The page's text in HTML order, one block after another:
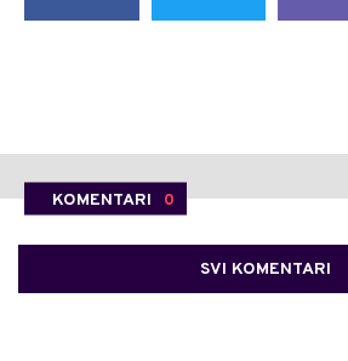
KOMENTARI 0
SVI KOMENTARI